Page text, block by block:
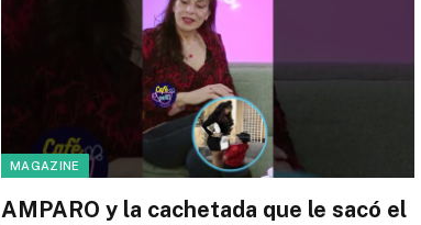
MAGAZINE
AMPARO y la cachetada que le sacó el